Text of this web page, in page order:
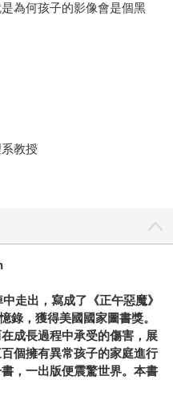
為何孩子的影像會是個黑
教授
走出，寫成了《正午惡魔》
錄，獲得美國國家圖書獎。
成長過程中承受的傷害，展
個擁有異常孩子的家庭進行
，一出版便震驚世界。本書